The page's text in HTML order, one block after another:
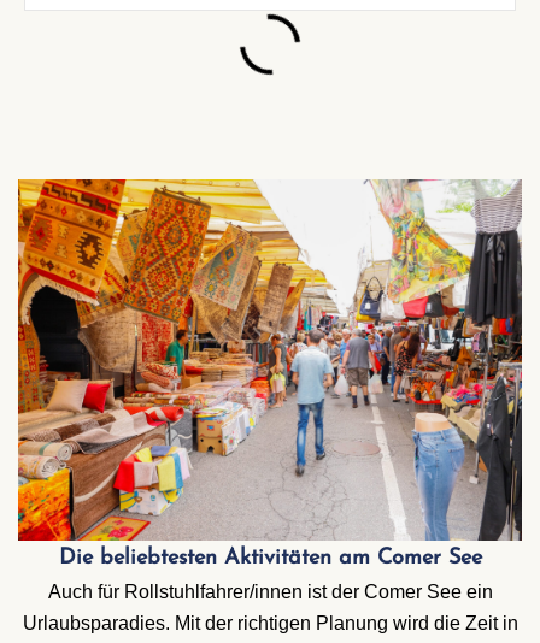
Die beliebtesten Aktivitäten am Comer See
Auch für Rollstuhlfahrer/innen ist der Comer See ein
Urlaubsparadies. Mit der richtigen Planung wird die Zeit in